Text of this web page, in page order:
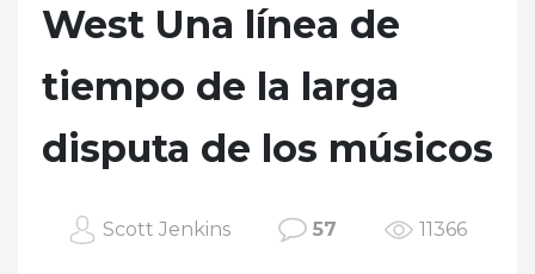
West Una línea de
tiempo de la larga
disputa de los músicos
Scott Jenkins 57 11366